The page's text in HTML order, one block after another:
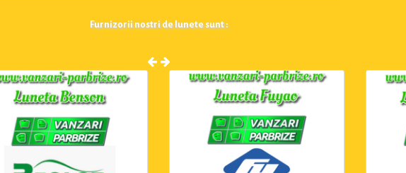
Furnizorii nostri de lunete sunt :